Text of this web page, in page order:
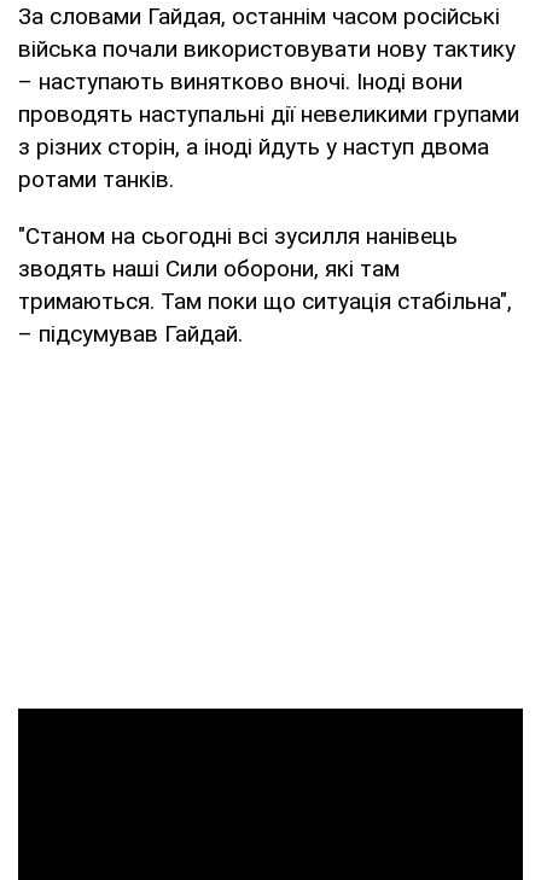
За словами Гайдая, останнім часом російські
війська почали використовувати нову тактику
– наступають винятково вночі. Іноді вони
проводять наступальні дії невеликими групами
з різних сторін, а іноді йдуть у наступ двома
ротами танків.
"Станом на сьогодні всі зусилля нанівець
зводять наші Сили оборони, які там
тримаються. Там поки що ситуація стабільна",
– підсумував Гайдай.